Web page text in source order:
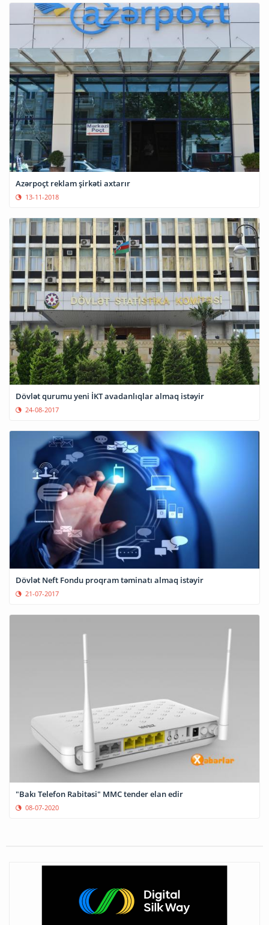
Azərpoçt reklam şirkəti axtarır
13-11-2018
Dövlət qurumu yeni İKT avadanlıqlar almaq istəyir
24-08-2017
Dövlət Neft Fondu proqram təminatı almaq istəyir
21-07-2017
"Bakı Telefon Rabitəsi" MMC tender elan edir
08-07-2020